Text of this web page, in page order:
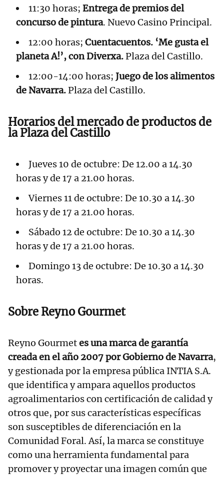
11:30 horas; Entrega de premios del
concurso de pintura. Nuevo Casino Principal.
12:00 horas; Cuentacuentos. ‘Me gusta el
planeta A!’, con Diverxa.Plaza del Castillo.
12:00-14:00 horas; Juego de los alimentos
de Navarra.Plaza del Castillo.
Horarios del mercado de productos de
la Plaza del Castillo
Jueves 10 de octubre: De 12.00 a 14.30
horas y de 17 a 21.00 horas.
Viernes 11 de octubre: De 10.30 a 14.30
horas y de 17 a 21.00 horas.
Sábado 12 de octubre: De 10.30 a 14.30
horas y de 17 a 21.00 horas.
Domingo 13 de octubre: De 10.30 a 14.30
horas.
Sobre Reyno Gourmet
Reyno Gourmetes una marca de garantía
creada en el año 2007 por Gobierno de Navarra,
y gestionada por la empresa pública INTIA S.A.
que identifica y ampara aquellos productos
agroalimentarios con certificación de calidad y
otros que, por sus características específicas
son susceptibles de diferenciación en la
Comunidad Foral. Así, la marca se constituye
como una herramienta fundamental para
promover y proyectar una imagen común que